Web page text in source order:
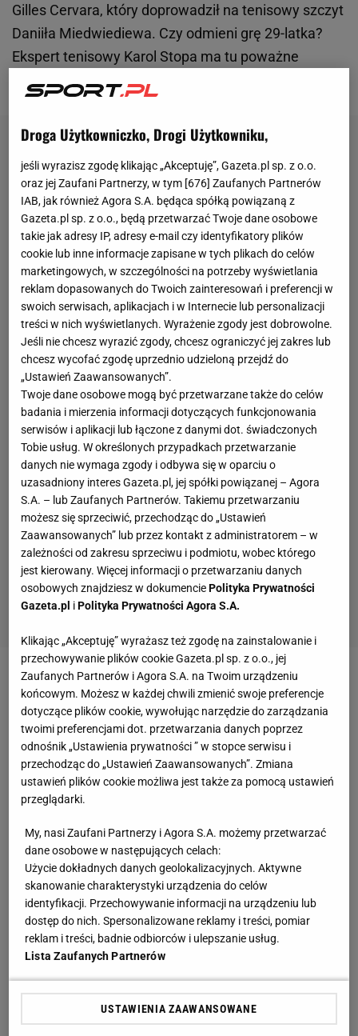
Gilles Cervara, który doprowadził na tenisowy szczyt
Daniiła Miedwiediewa. Czy odmieni grę 29-latka?
Ekspert tenisowy Karol Stopa ma tu poważne
Zobacz wideoSport.pl PLUS
Karol Stopa nie przekreśla jeszcze Huberta
Hurkacza, ale...
Podczas rywalizacji United Cup 2026 Hubert
Zverevem (3. ATP), Taylorem Fritzem (7. ATP)
weteranem Stanem Wawrinką (125. ATP). Kolejne
tygodnie przyniosły jednak przeczącą odpowiedź na
pytanie: "czy Hurkacz wraca do dobrej formy?". Po
szybkich odpadnięciach w następnych turniejach
Wrocławianin zdecydował o występach w
challengerach, a także o roszadzie w swoim sztabie
szkoleniowym. Nicolasa Massu zmienił Cervara.
Droga Użytkowniczko, Drogi Użytkowniku,
jeśli wyrazisz zgodę klikając „Akceptuję”, Gazeta.pl sp. z o.o.
oraz jej Zaufani Partnerzy, w tym [676] Zaufanych Partnerów
IAB, jak również Agora S.A. będąca spółką powiązaną z
Gazeta.pl sp. z o.o., będą przetwarzać Twoje dane osobowe
takie jak adresy IP, adresy e-mail czy identyfikatory plików
cookie lub inne informacje zapisane w tych plikach do celów
marketingowych, w szczególności na potrzeby wyświetlania
reklam dopasowanych do Twoich zainteresowań i preferencji w
swoich serwisach, aplikacjach i w Internecie lub personalizacji
treści w nich wyświetlanych. Wyrażenie zgody jest dobrowolne.
Jeśli nie chcesz wyrazić zgody, chcesz ograniczyć jej zakres lub
chcesz wycofać zgodę uprzednio udzieloną przejdź do
„Ustawień Zaawansowanych”.
Twoje dane osobowe mogą być przetwarzane także do celów
badania i mierzenia informacji dotyczących funkcjonowania
serwisów i aplikacji lub łączone z danymi dot. świadczonych
Tobie usług. W określonych przypadkach przetwarzanie
danych nie wymaga zgody i odbywa się w oparciu o
uzasadniony interes Gazeta.pl, jej spółki powiązanej – Agora
S.A. – lub Zaufanych Partnerów. Takiemu przetwarzaniu
możesz się sprzeciwić, przechodząc do „Ustawień
Zaawansowanych” lub przez kontakt z administratorem – w
zależności od zakresu sprzeciwu i podmiotu, wobec którego
jest kierowany. Więcej informacji o przetwarzaniu danych
osobowych znajdziesz w dokumenciePolityka Prywatności
Gazeta.pl iPolityka Prywatności Agora S.A.
Klikając „Akceptuję” wyrażasz też zgodę na zainstalowanie i
przechowywanie plików cookie Gazeta.pl sp. z o.o., jej
Zaufanych Partnerów i Agora S.A. na Twoim urządzeniu
końcowym. Możesz w każdej chwili zmienić swoje preferencje
dotyczące plików cookie, wywołując narzędzie do zarządzania
twoimi preferencjami dot. przetwarzania danych poprzez
odnośnik „Ustawienia prywatności ” w stopce serwisu i
przechodząc do „Ustawień Zaawansowanych”. Zmiana
ustawień plików cookie możliwa jest także za pomocą ustawień
przeglądarki.
My, nasi Zaufani Partnerzy i Agora S.A. możemy przetwarzać
dane osobowe w następujących celach:
Użycie dokładnych danych geolokalizacyjnych. Aktywne
skanowanie charakterystyki urządzenia do celów
identyfikacji. Przechowywanie informacji na urządzeniu lub
dostęp do nich. Spersonalizowane reklamy i treści, pomiar
reklam i treści, badnie odbiorców i ulepszanie usług.
Lista Zaufanych Partnerów
USTAWIENIA ZAAWANSOWANE